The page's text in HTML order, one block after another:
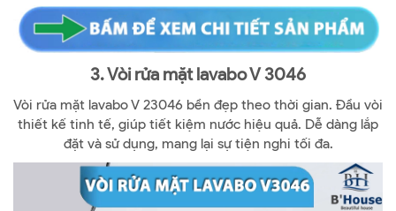
3. Vòi rửa mặt lavabo V 3046
Vòi rửa mặt lavabo V 23046 bền đẹp theo thời gian. Đầu vòi
thiết kế tinh tế, giúp tiết kiệm nước hiệu quả. Dễ dàng lắp
đặt và sử dụng, mang lại sự tiện nghi tối đa.